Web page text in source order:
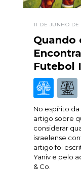
11 DE JUNHO
Quando
Futebol
No espírito
artigo sobre
considerar
israelense
artigo foi
Yaniv e pelo
& Co.